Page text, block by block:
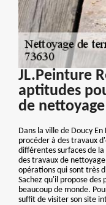
JL.Peinture
aptitudes
de
Dans la ville de Doucy
procéder à des travaux
différentes surfaces de
des travaux de
opérations qui sont très
Sachez qu'il propose des
beaucoup de monde.
suffit de visiter son site